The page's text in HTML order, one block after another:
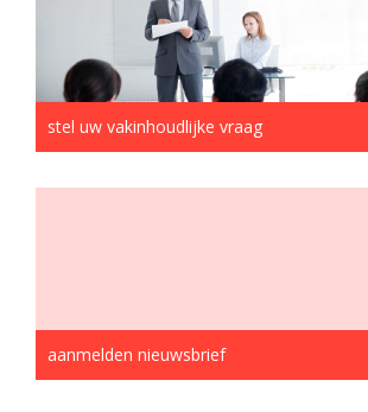
stel uw vakinhoudlijke vraag
aanmelden nieuwsbrief